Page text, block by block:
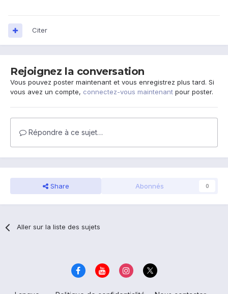
Citer
Rejoignez la conversation
Vous pouvez poster maintenant et vous enregistrez plus tard. Si
vous avez un compte, connectez-vous maintenant pour poster.
Répondre à ce sujet…
Share Abonnés 0
Aller sur la liste des sujets